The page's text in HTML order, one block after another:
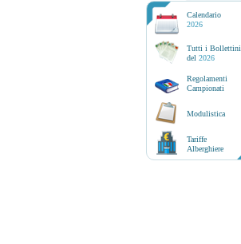
Calendario
2026
Tutti i Bollettini
del 2026
Regolamenti
Campionati
Modulistica
Tariffe
Alberghiere